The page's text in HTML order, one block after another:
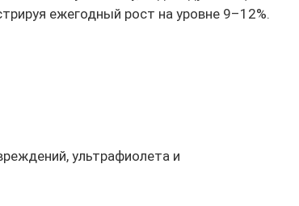
ежегодный рост на уровне 9–12%.
ультрафиолета и